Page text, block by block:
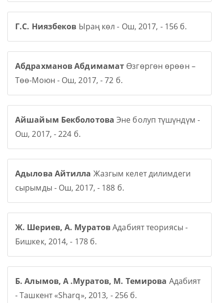
Г.С. Ниязбеков Ыраң көл - Ош, 2017, - 156 б.
Абдрахманов Абдимамат Өзгөргөн өрөөн –
Төө-Моюн - Ош, 2017, - 72 б.
Айшайым Бекболотова Эне болуп түшүндүм -
Ош, 2017, - 224 б.
Адылова Айтилла Жазгым келет дилимдеги
сырымды - Ош, 2017, - 188 б.
Ж. Шериев, А. МуратовАдабият теориясы -
Бишкек, 2014, - 178 б.
Б. Алымов, А .Муратов, М. Темирова Адабият
- Ташкент «Sharq», 2013, - 256 б.